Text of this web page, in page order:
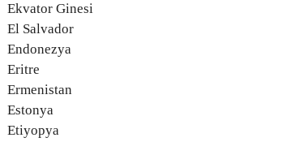
Ekvator Ginesi
El Salvador
Endonezya
Eritre
Ermenistan
Estonya
Etiyopya